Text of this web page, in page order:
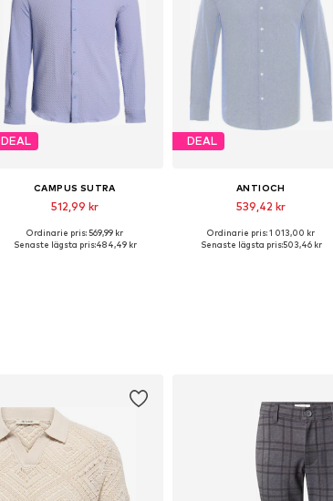
DEAL
CAMPUS SUTRA
512,99 kr
Tillgängliga storlekar: L, XL
Ordinarie pris: 569,99 kr
Senaste lägsta pris:484,49 kr
DEAL
ANTIOCH
539,42 kr
Ordinarie pris: 1 013,00 kr
Senaste lägsta pris:503,46 kr